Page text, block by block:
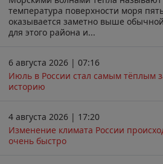
температура поверхности моря
оказывается заметно выше
для этого района и...
6 августа 2026 | 07:16
Июль в России стал самым тёплым
историю
4 августа 2026 | 17:20
Изменение климата России
очень быстро